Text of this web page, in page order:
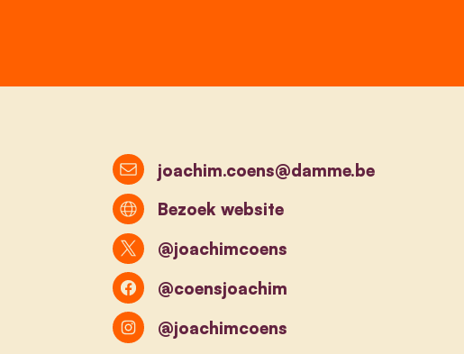
joachim.coens@damme.be
Bezoek website
@joachimcoens
@coensjoachim
@joachimcoens